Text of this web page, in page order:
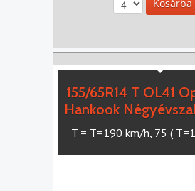
155/65R14 T OL41
Hankook
T = T=190 km/h, 75 (